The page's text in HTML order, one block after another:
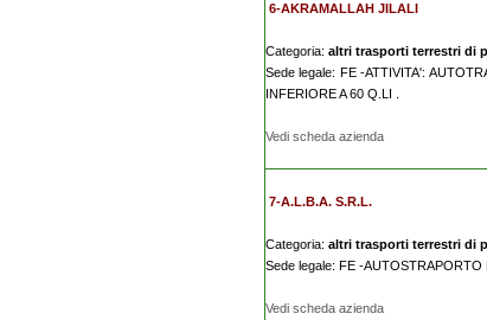
6-AKRAMALLAH JILALI
Categoria: altri trasporti terrestri di
Sede legale: FE -ATTIVITA':
INFERIORE A 60 Q.LI .
Vedi scheda azienda
7-A.L.B.A. S.R.L.
Categoria: altri trasporti terrestri di
Sede legale: FE -AUTOSTRAPORTO
Vedi scheda azienda